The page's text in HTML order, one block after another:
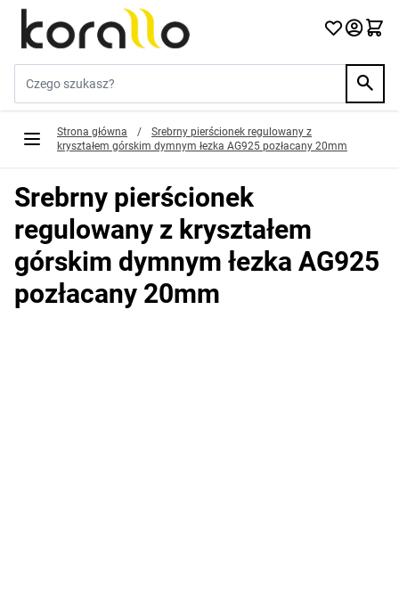
Przejdź do treści
Strona główna /
Srebrny pierścionek regulowany z
kryształem górskim dymnym łezka AG925 pozłacany 20mm
Srebrny pierścionek
regulowany z kryształem
górskim dymnym łezka AG925
pozłacany 20mm